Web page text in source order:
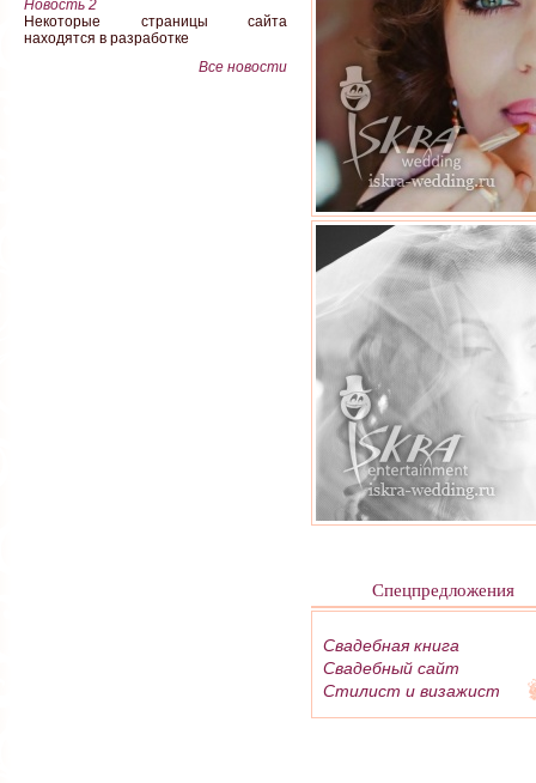
Новость 2
Некоторые страницы сайта
находятся в разработке
Все новости
Спецпредложения
Свадебная книга
Свадебный сайт
Стилист и визажист